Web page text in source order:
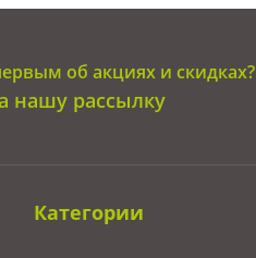
об акциях и скидках?
нашу рассылку
Категории